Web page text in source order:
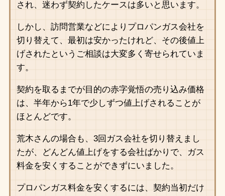
され、迷わず契約したケースは多いと思います。
しかし、訪問営業などによりプロパンガス会社を
切り替えて、最初は安かったけれど、その後値上
げされたというご相談は大変多く寄せられていま
す。
契約を取るまでが目的の赤字覚悟の売り込み価格
は、半年から1年で少しずつ値上げされることが
ほとんどです。
荒木さんの場合も、3回ガス会社を切り替えまし
たが、どんどん値上げをする会社ばかりで、ガス
料金を安くすることができずにいました。
プロパンガス料金を安くするには、契約当初だけ